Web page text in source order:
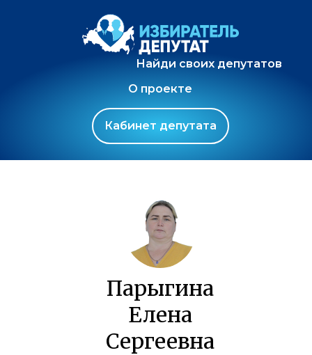
Найди своих депутатов
О проекте
Кабинет депутата
Парыгина
Елена
Сергеевна